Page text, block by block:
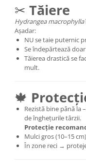
✂ Tăiere
Hydrangea macrophylla
Așadar:
NU se taie puternic
Se îndepărtează
Tăierea drastică se
mult.
🍁
Rezistă bine până la
de înghețurile târzii.
Protecție
Mulci gros (10–15
În zone reci →